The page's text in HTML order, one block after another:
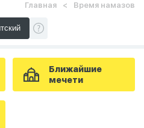
Главная Время намазов
Ближайшие
мечети